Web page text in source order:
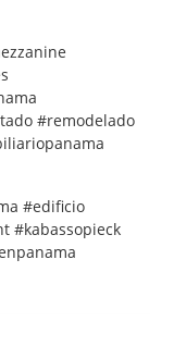
#remodelado
#edificio
#kabassopieck